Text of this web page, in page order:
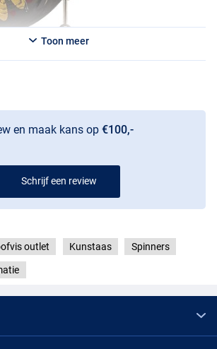
Toon meer
en maak kans op €100,-
Schrijf een review
outlet Kunstaas Spinners